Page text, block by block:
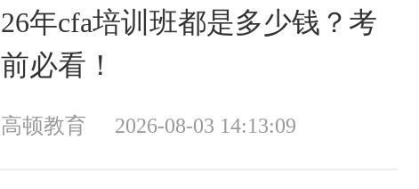
26年cfa培训班都是多少钱？考
前必看！
高顿教育 2026-08-03 14:13:09